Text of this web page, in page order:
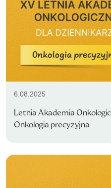
6.08.2025
Letnia Akademia
Onkologia precyzyjna